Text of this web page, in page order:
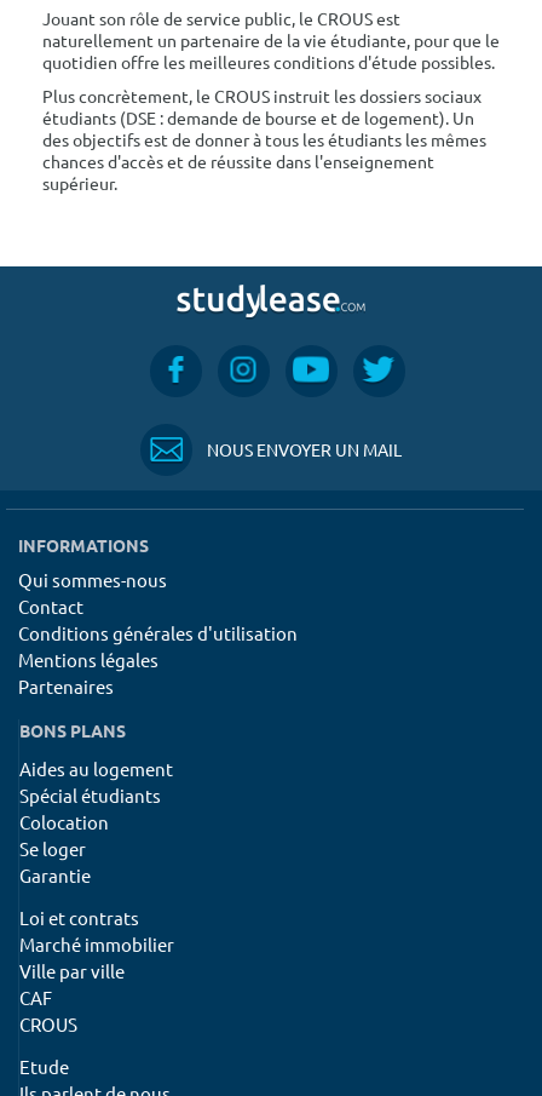
Jouant son rôle de service public, le CROUS est
naturellement un partenaire de la vie étudiante, pour que le
quotidien offre les meilleures conditions d'étude possibles.
Plus concrètement, le CROUS instruit les dossiers sociaux
étudiants (DSE : demande de bourse et de logement). Un
des objectifs est de donner à tous les étudiants les mêmes
chances d'accès et de réussite dans l'enseignement
supérieur.
NOUS ENVOYER UN MAIL
INFORMATIONS
Qui sommes-nous
Contact
Conditions générales d'utilisation
Mentions légales
Partenaires
BONS PLANS
Aides au logement
Spécial étudiants
Colocation
Se loger
Garantie
Loi et contrats
Marché immobilier
Ville par ville
CAF
CROUS
Etude